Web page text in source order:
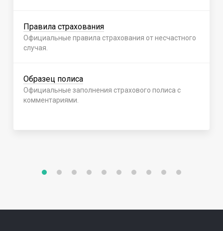
Правила страхования
Официальные правила страхования от несчастного
случая.
Образец полиса
Официальные заполнения страхового полиса с
комментариями.